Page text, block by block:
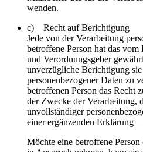
wenden.
c) Recht auf Berichtigung
Jede von der Verarbeitung
betroffene Person hat das
und Verordnungsgeber
unverzügliche Berichtigung
personenbezogener Daten zu
betroffenen Person das Recht
der Zwecke der Verarbeitung,
unvollständiger
einer ergänzenden Erklärung
Möchte eine betroffene